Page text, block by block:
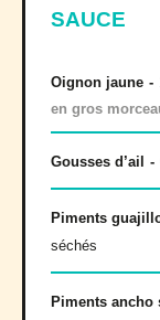
SAUCE
Oignon jaune -
en gros
Gousses d’ail -
Piments
séchés
Piments ancho